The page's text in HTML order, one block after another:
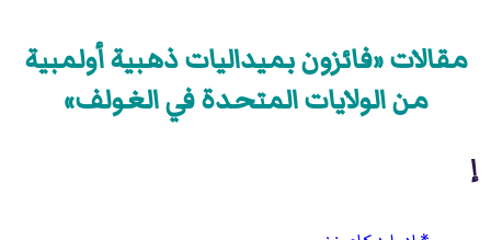
مقالات «فائزون بميداليات ذهبية أولمبية
من الولايات المتحدة في الغولف»
إ